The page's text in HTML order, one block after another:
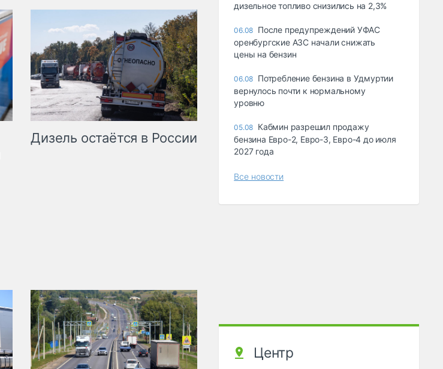
Дизель остаётся в России
дизельное топливо снизились на 2,3%
06.08 После предупреждений УФАС
оренбургские АЗС начали снижать
цены на бензин
06.08 Потребление бензина в Удмуртии
вернулось почти к нормальному
уровню
05.08 Кабмин разрешил продажу
бензина Евро-2, Евро-3, Евро-4 до июля
2027 года
Все новости
Центр